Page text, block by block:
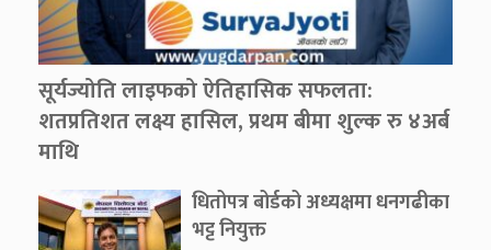
सूर्यज्योति लाइफको ऐतिहासिक सफलता:
शतप्रतिशत लक्ष्य हासिल, प्रथम बीमा शुल्क रु ४अर्ब
माथि
धितोपत्र बोर्डको अध्यक्षमा धनगढीका
भट्ट नियुक्त